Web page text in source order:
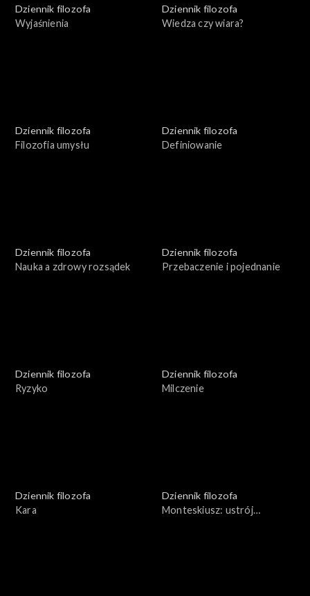
Dziennik filozofa
Wyjaśnienia
Dziennik filozofa
Wiedza czy wiara?
Dziennik filozofa
Filozofia umysłu
Dziennik filozofa
Definiowanie
Dziennik filozofa
Nauka a zdrowy rozsądek
Dziennik filozofa
Przebaczenie i pojednanie
Dziennik filozofa
Ryzyko
Dziennik filozofa
Milczenie
Dziennik filozofa
Kara
Dziennik filozofa
Monteskiusz: ustrój